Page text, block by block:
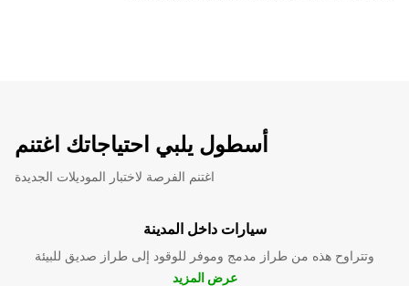
أسطول يلبي احتياجاتك اغتنم
اغتنم الفرصة لاختبار الموديلات الجديدة
سيارات داخل المدينة
وتتراوح هذه من طراز مدمج وموفر للوقود إلى طراز صديق للبيئة
عرض المزيد